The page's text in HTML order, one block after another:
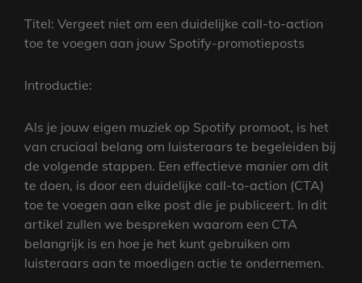
Titel: Vergeet niet om een duidelijke call-to-action
toe te voegen aan jouw Spotify-promotieposts
Introductie:
Als je jouw eigen muziek op Spotify promoot, is het
van cruciaal belang om luisteraars te begeleiden bij
de volgende stappen. Een effectieve manier om dit
te doen, is door een duidelijke call-to-action (CTA)
toe te voegen aan elke post die je publiceert. In dit
artikel zullen we bespreken waarom een CTA
belangrijk is en hoe je het kunt gebruiken om
luisteraars aan te moedigen actie te ondernemen.